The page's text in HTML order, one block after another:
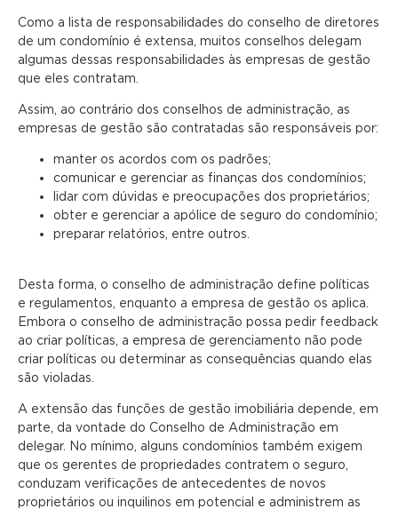
Como a lista de responsabilidades do conselho de diretores
de um condomínio é extensa, muitos conselhos delegam
algumas dessas responsabilidades às empresas de gestão
que eles contratam.
Assim, ao contrário dos conselhos de administração, as
empresas de gestão são contratadas são responsáveis por:
manter os acordos com os padrões;
comunicar e gerenciar as finanças dos condomínios;
lidar com dúvidas e preocupações dos proprietários;
obter e gerenciar a apólice de seguro do condomínio;
preparar relatórios, entre outros.
Desta forma, o conselho de administração define políticas
e regulamentos, enquanto a empresa de gestão os aplica.
Embora o conselho de administração possa pedir feedback
ao criar políticas, a empresa de gerenciamento não pode
criar políticas ou determinar as consequências quando elas
são violadas.
A extensão das funções de gestão imobiliária depende, em
parte, da vontade do Conselho de Administração em
delegar. No mínimo, alguns condomínios também exigem
que os gerentes de propriedades contratem o seguro,
conduzam verificações de antecedentes de novos
proprietários ou inquilinos em potencial e administrem as